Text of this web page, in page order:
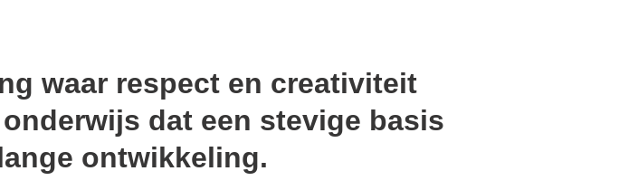
waar respect en creativiteit
dat een stevige basis
ontwikkeling.